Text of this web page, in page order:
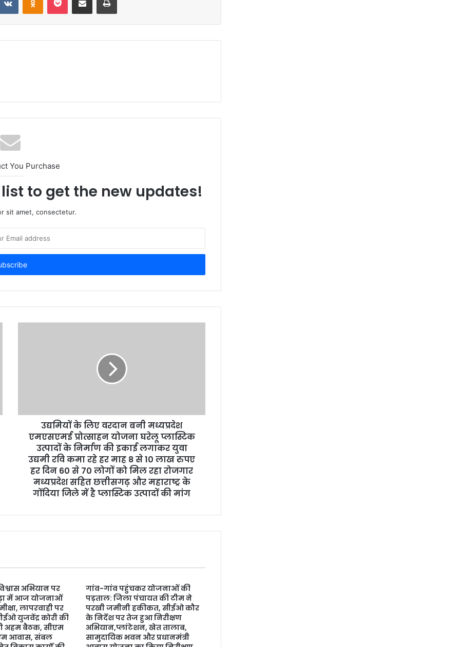
You Purchase
to get the new updates!
sit amet, consectetur.
उद्यमियों के लिए वरदान बनी मध्यप्रदेश
एमएसएमई प्रोत्साहन योजना घरेलू प्लास्टिक
उत्पादों के निर्माण की इकाई लगाकर युवा
उद्यमी रवि कमा रहे हर माह 8 से 10 लाख रुपए
हर दिन 60 से 70 लोगों को मिल रहा रोजगार
मध्यप्रदेश सहित छत्तीसगढ़ और महाराष्ट्र के
गोंदिया जिले में है प्लास्टिक उत्पादों की मांग
अभियान पर
में आज योजनाओं
लापरवाही पर
युजवेंद्र कोरी की
अहम बैठक, सीएम
आवास, संबल
गांव-गांव पहुंचकर योजनाओं की
पड़ताल: जिला पंचायत की टीम ने
परखी जमीनी हकीकत, सीईओ कौर
के निर्देश पर तेज हुआ निरीक्षण
अभियान,प्लांटेशन, खेत तालाब,
सामुदायिक भवन और प्रधानमंत्री